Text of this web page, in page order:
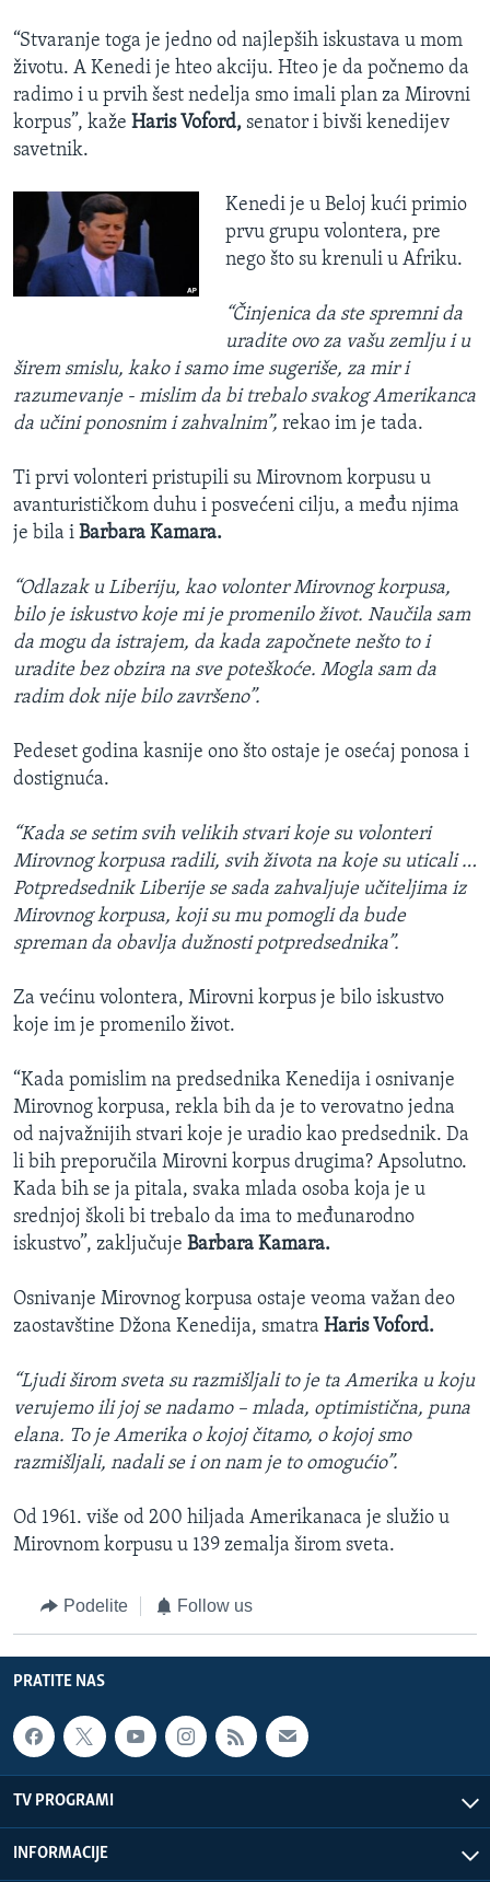
“Stvaranje toga je jedno od najlepših iskustava u mom
životu. A Kenedi je hteo akciju. Hteo je da počnemo da
radimo i u prvih šest nedelja smo imali plan za Mirovni
korpus”, kaže Haris Voford, senator i bivši kenedijev
savetnik.
Kenedi je u Beloj kući primio
prvu grupu volontera, pre
nego što su krenuli u Afriku.
“Činjenica da ste spremni da
uradite ovo za vašu zemlju i u
širem smislu, kako i samo ime sugeriše, za mir i
razumevanje - mislim da bi trebalo svakog Amerikanca
da učini ponosnim i zahvalnim”, rekao im je tada.
Ti prvi volonteri pristupili su Mirovnom korpusu u
avanturističkom duhu i posvećeni cilju, a među njima
je bila i Barbara Kamara.
“Odlazak u Liberiju, kao volonter Mirovnog korpusa,
bilo je iskustvo koje mi je promenilo život. Naučila sam
da mogu da istrajem, da kada započnete nešto to i
uradite bez obzira na sve poteškoće. Mogla sam da
radim dok nije bilo završeno”.
Pedeset godina kasnije ono što ostaje je osećaj ponosa i
dostignuća.
“Kada se setim svih velikih stvari koje su volonteri
Mirovnog korpusa radili, svih života na koje su uticali …
Potpredsednik Liberije se sada zahvaljuje učiteljima iz
Mirovnog korpusa, koji su mu pomogli da bude
spreman da obavlja dužnosti potpredsednika”.
Za većinu volontera, Mirovni korpus je bilo iskustvo
koje im je promenilo život.
“Kada pomislim na predsednika Kenedija i osnivanje
Mirovnog korpusa, rekla bih da je to verovatno jedna
od najvažnijih stvari koje je uradio kao predsednik. Da
li bih preporučila Mirovni korpus drugima? Apsolutno.
Kada bih se ja pitala, svaka mlada osoba koja je u
srednjoj školi bi trebalo da ima to međunarodno
iskustvo”, zaključuje Barbara Kamara.
Osnivanje Mirovnog korpusa ostaje veoma važan deo
zaostavštine Džona Kenedija, smatra Haris Voford.
“Ljudi širom sveta su razmišljali to je ta Amerika u koju
verujemo ili joj se nadamo – mlada, optimistična, puna
elana. To je Amerika o kojoj čitamo, o kojoj smo
razmišljali, nadali se i on nam je to omogućio”.
Od 1961. više od 200 hiljada Amerikanaca je služio u
Mirovnom korpusu u 139 zemalja širom sveta.
Podelite Follow us
PRATITE NAS
TV PROGRAMI
INFORMACIJE